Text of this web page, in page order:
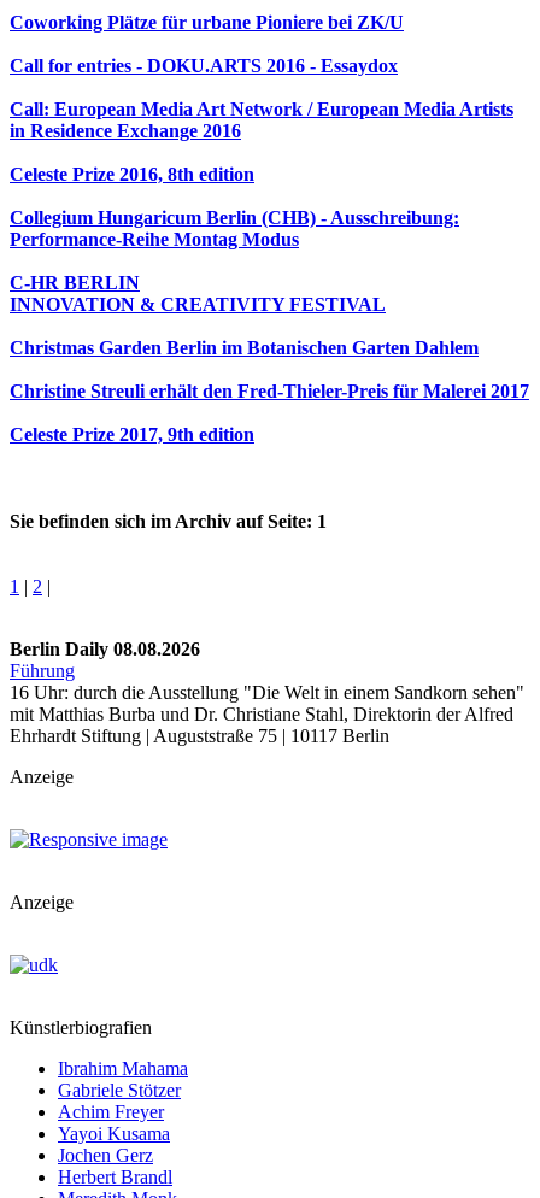
Coworking Plätze für urbane Pioniere bei ZK/U
Call for entries - DOKU.ARTS 2016 - Essaydox
Call: European Media Art Network / European Media Artists
in Residence Exchange 2016
Celeste Prize 2016, 8th edition
Collegium Hungaricum Berlin (CHB) - Ausschreibung:
Performance-Reihe Montag Modus
C-HR BERLIN
INNOVATION & CREATIVITY FESTIVAL
Christmas Garden Berlin im Botanischen Garten Dahlem
Christine Streuli erhält den Fred-Thieler-Preis für Malerei 2017
Celeste Prize 2017, 9th edition
Sie befinden sich im Archiv auf Seite: 1
1 | 2 |
Berlin Daily 08.08.2026
Führung
16 Uhr: durch die Ausstellung "Die Welt in einem Sandkorn sehen"
mit Matthias Burba und Dr. Christiane Stahl, Direktorin der Alfred
Ehrhardt Stiftung | Auguststraße 75 | 10117 Berlin
Anzeige
Anzeige
Künstlerbiografien
Ibrahim Mahama
Gabriele Stötzer
Achim Freyer
Yayoi Kusama
Jochen Gerz
Herbert Brandl